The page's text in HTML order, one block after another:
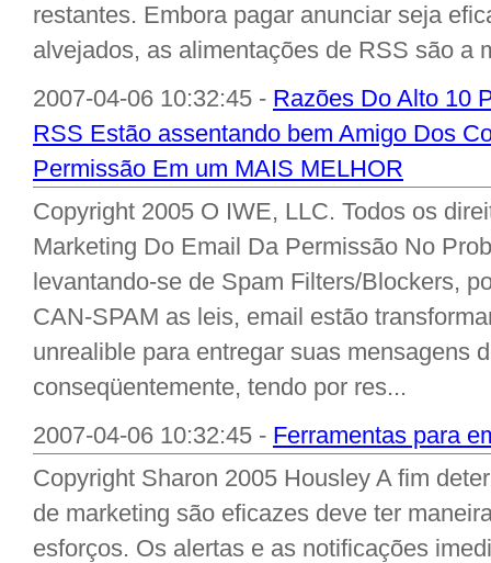
restantes. Embora pagar anunciar seja
alvejados, as alimentações de RSS são a
2007-04-06 10:32:45 - Razões Do Alto 10
RSS Estão assentando bem Amigo Dos
Permissão Em um MAIS MELHOR
Copyright 2005 O IWE, LLC. Todos os
Marketing Do Email Da Permissão No
levantando-se de Spam Filters/Blockers,
CAN-SPAM as leis, email estão
unrealible para entregar suas mensagens
conseqüentemente, tendo por res...
2007-04-06 10:32:45 - Ferramentas para
Copyright Sharon 2005 Housley A fim
de marketing são eficazes deve ter
esforços. Os alertas e as notificações